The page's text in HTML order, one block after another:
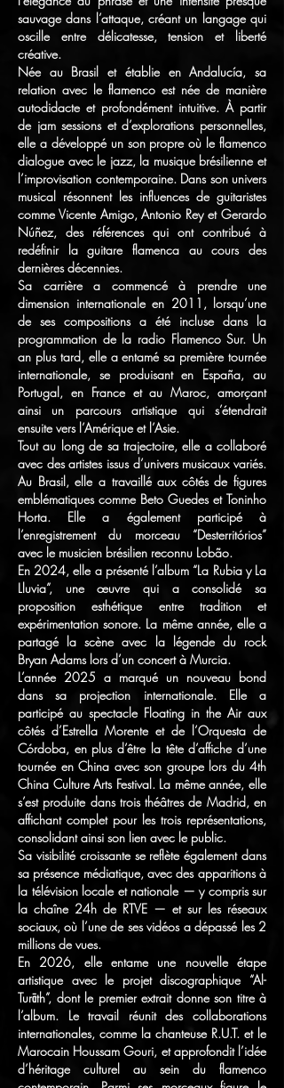
sauvage dans l’attaque, créant un langage qui
oscille entre délicatesse, tension et liberté
créative.
Née au Brasil et établie en Andalucía, sa
relation avec le flamenco est née de manière
autodidacte et profondément intuitive. À partir
de jam sessions et d’explorations personnelles,
elle a développé un son propre où le flamenco
dialogue avec le jazz, la musique brésilienne et
l’improvisation contemporaine. Dans son univers
musical résonnent les influences de guitaristes
comme Vicente Amigo, Antonio Rey et Gerardo
Núñez, des références qui ont contribué à
redéfinir la guitare flamenca au cours des
dernières décennies.
Sa carrière a commencé à prendre une
dimension internationale en 2011, lorsqu’une
de ses compositions a été incluse dans la
programmation de la radio Flamenco Sur. Un
an plus tard, elle a entamé sa première tournée
internationale, se produisant en España, au
Portugal, en France et au Maroc, amorçant
ainsi un parcours artistique qui s’étendrait
ensuite vers l’Amérique et l’Asie.
Tout au long de sa trajectoire, elle a collaboré
avec des artistes issus d’univers musicaux variés.
Au Brasil, elle a travaillé aux côtés de figures
emblématiques comme Beto Guedes et Toninho
Horta. Elle a également participé à
l’enregistrement du morceau “Desterritórios”
avec le musicien brésilien reconnu Lobão.
En 2024, elle a présenté l’album “La Rubia y La
Lluvia”, une œuvre qui a consolidé sa
proposition esthétique entre tradition et
expérimentation sonore. La même année, elle a
partagé la scène avec la légende du rock
Bryan Adams lors d’un concert à Murcia.
L’année 2025 a marqué un nouveau bond
dans sa projection internationale. Elle a
participé au spectacle Floating in the Air aux
côtés d’Estrella Morente et de l’Orquesta de
Córdoba, en plus d’être la tête d’affiche d’une
tournée en China avec son groupe lors du 4th
China Culture Arts Festival. La même année, elle
s’est produite dans trois théâtres de Madrid, en
affichant complet pour les trois représentations,
consolidant ainsi son lien avec le public.
Sa visibilité croissante se reflète également dans
sa présence médiatique, avec des apparitions à
la télévision locale et nationale — y compris sur
la chaîne 24h de RTVE — et sur les réseaux
sociaux, où l’une de ses vidéos a dépassé les 2
millions de vues.
En 2026, elle entame une nouvelle étape
artistique avec le projet discographique “Al-
Turāth”, dont le premier extrait donne son titre à
l’album. Le travail réunit des collaborations
internationales, comme la chanteuse R.U.T. et le
Marocain Houssam Gouri, et approfondit l’idée
d’héritage culturel au sein du flamenco